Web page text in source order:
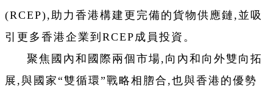
(RCEP),助力香港構建更完備的貨物供應鏈,並吸
引更多香港企業到RCEP成員投資。
聚焦國內和國際兩個市場,向內和向外雙向拓
展,與國家“雙循環”戰略相脗合,也與香港的優勢